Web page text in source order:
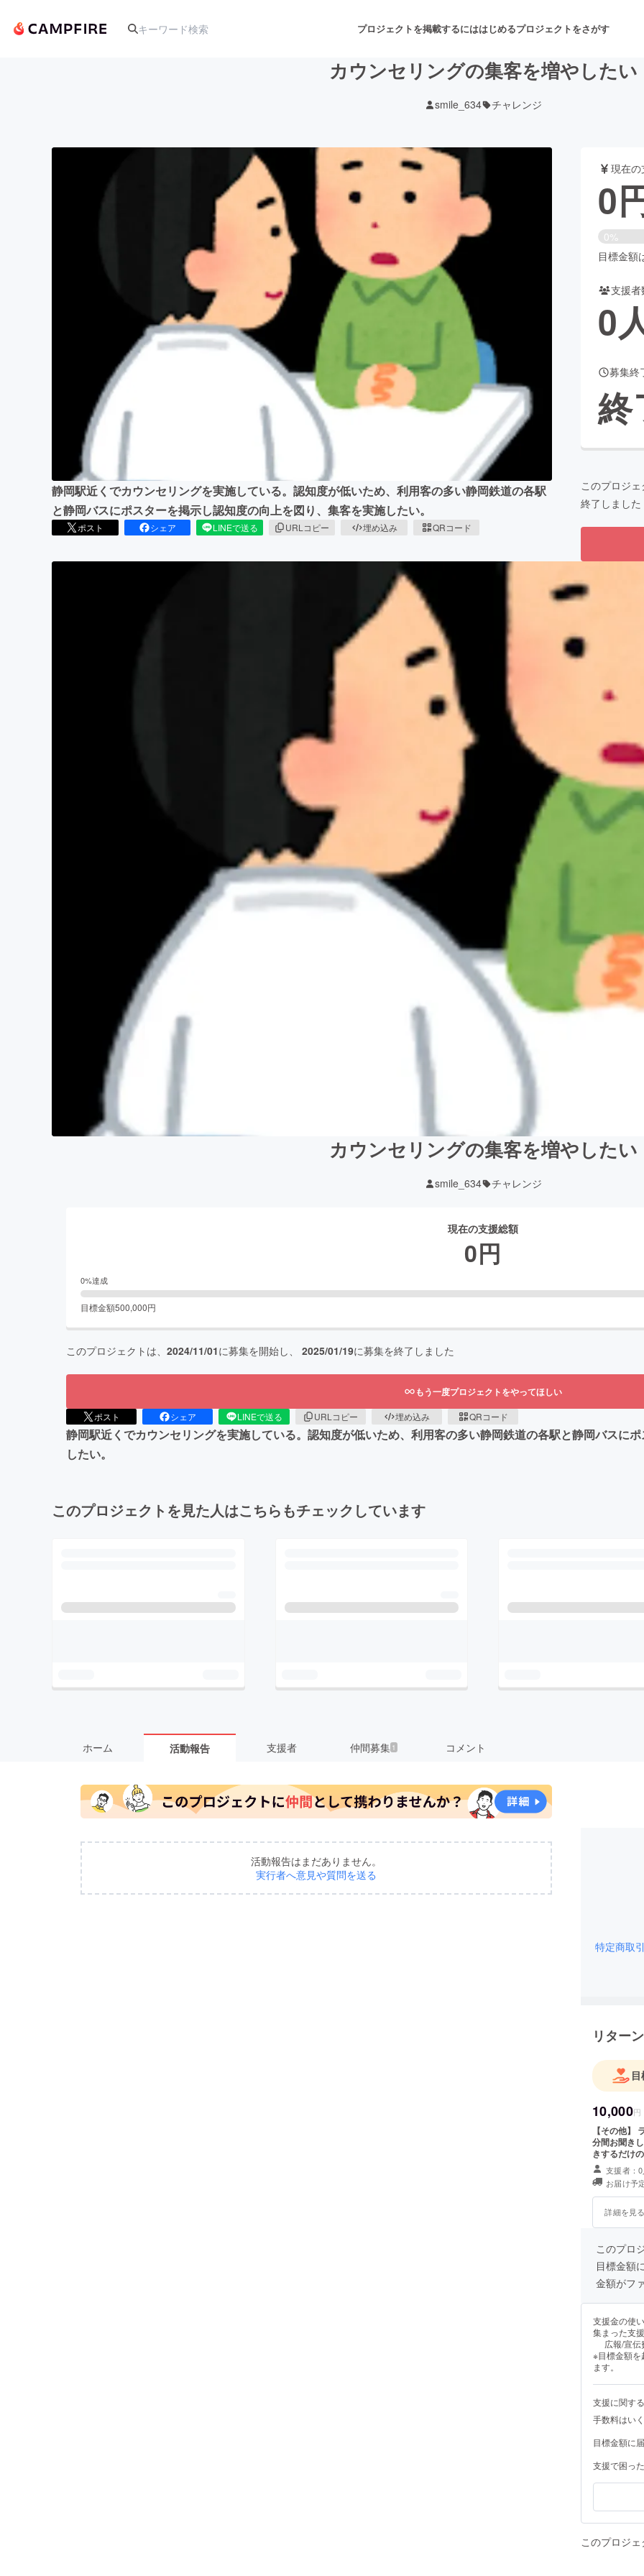
プロジェクトを掲載するにははじめるプロジェクトをさがす
音楽 舞台・パフォーマンス
テクノロジー・ガジェット
映像・映画 書籍・雑誌出版
ビジネス・起業 チャレンジ ビューティー・ヘルスケ
まちづくり・地域活性化
CAMPFIRE for Social Good
CAMPFIREふるさと納税
machi-ya
カウンセリングの集客を増やしたい
smile_634 チャレンジ
静岡駅近くでカウンセリングを実施している。認知度が低いため、利用客の多い静岡鉄道の各駅
と静岡バスにポスターを掲示し認知度の向上を図り、集客を実施したい。
ポスト シェア LINEで送る URLコピー 埋め込み QRコード
現在
0
0%
目標金額
支援者
0
募集終
終
このプロジ
終了しました
カウンセリングの集客を増やしたい
smile_634 チャレンジ
現在の支援総額
0円
0%達成
目標金額500,000円
このプロジェクトは、 2024/11/01に募集を開始し、 2025/01/19に募集を終了しました
もう一度プロジェクトをやってほしい
ポスト シェア LINEで送る URLコピー 埋め込み QRコード
静岡駅近くでカウンセリングを実施している。認知度が低いため、利用客の多い静岡鉄道の各駅と静岡バスに
したい。
このプロジェクトを見た人はこちらもチェックしています
ホーム 活動報告 支援者 仲間募集 1 コメント
活動報告はまだありません。
実行者へ意見や質問を送る
特定商取
リター
10,000円
【その他】
分間お聞き
きするだ
いの実施は
支援者：
お届け予
詳細を見
このプロ
目標金額
金額がフ
支援金の使
集まった支
広報/宣伝
※目標金額を
ます。
支援に関す
手数料はい
目標金額に
支援で困っ
このプロジ